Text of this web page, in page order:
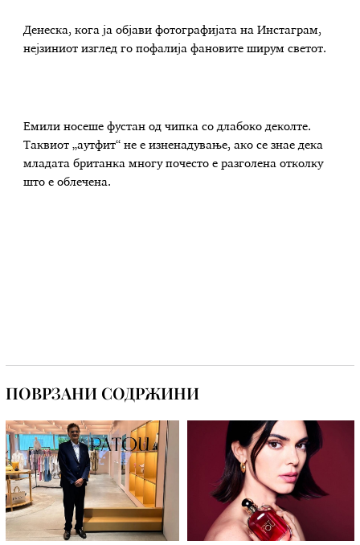
Денеска, кога ја објави фотографијата на Инстаграм,
нејзиниот изглед го пофалија фановите ширум светот.
Емили носеше фустан од чипка со длабоко деколте.
Таквиот „аутфит“ не е изненадување, ако се знае дека
младата британка многу почесто е разголена отколку
што е облечена.
ПОВРЗАНИ СОДРЖИНИ